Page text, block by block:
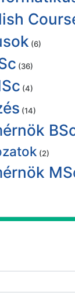
(6)
(36)
(4)
(14)
(2)